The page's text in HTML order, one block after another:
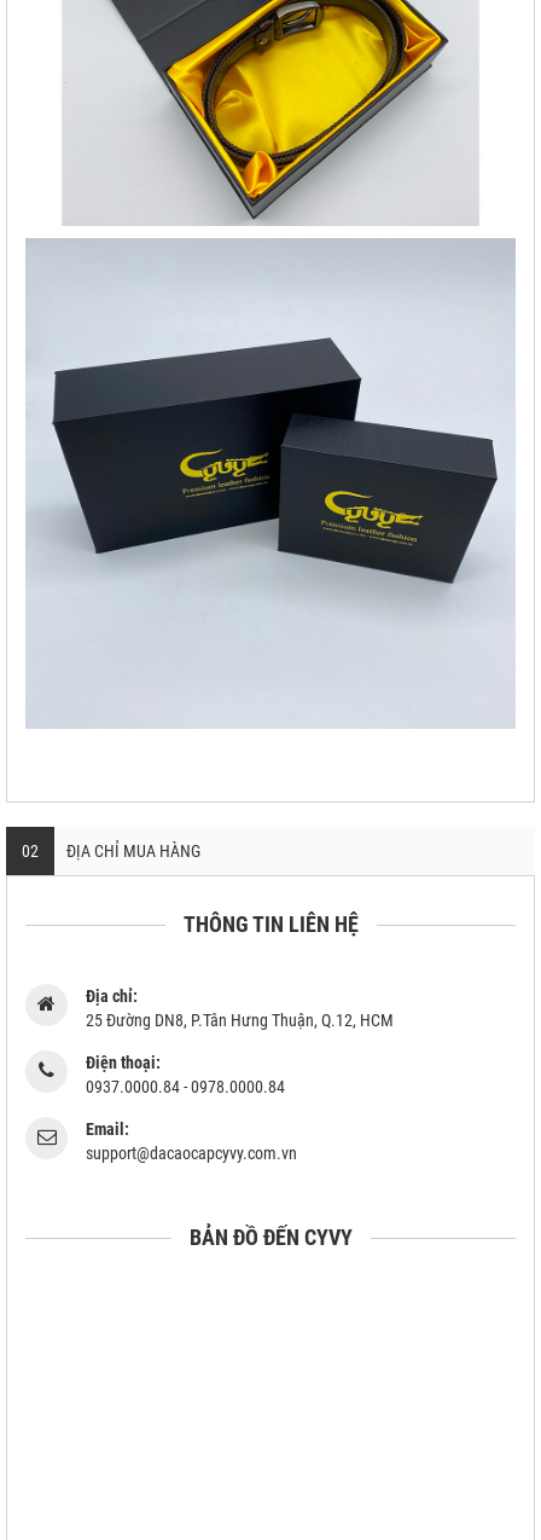
02 ĐỊA CHỈ MUA HÀNG
THÔNG TIN LIÊN HỆ
Địa chỉ:
25 Đường DN8, P.Tân Hưng Thuận, Q.12, HCM
Điện thoại:
0937.0000.84 - 0978.0000.84
Email:
support@dacaocapcyvy.com.vn
BẢN ĐỒ ĐẾN CYVY